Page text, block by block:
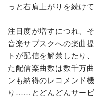
っと右肩上がりを続けて
注目度が増すにつれ、
音楽サブスクへの楽曲
トが配信を解禁したり
た配信楽曲数は数千万
ンも納得のレコメンド
り……とどんどんサービ